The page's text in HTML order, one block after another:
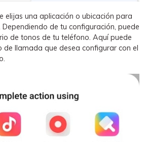
elijas una aplicación o ubicación para
de tu configuración, puede
de tonos de tu teléfono. Aquí puede
de llamada que desea configurar con el